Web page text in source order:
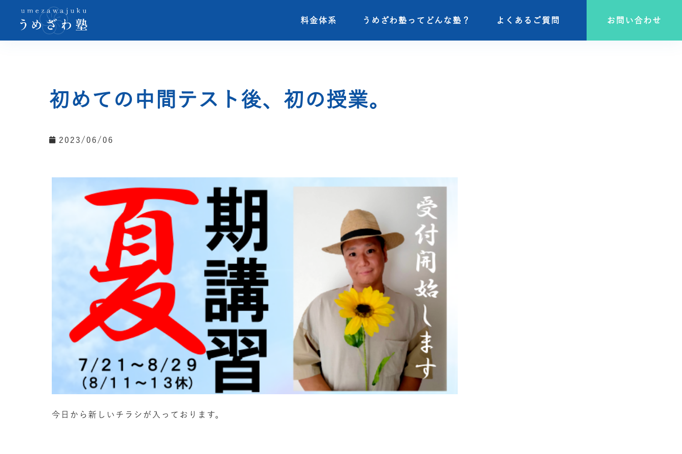
料金体系 うめざわ塾ってどんな塾？ よくあるご質問 お問い合わせ
料金体系 うめざわ塾ってどんな塾？ よくあるご質問 お問い合わせ
初めての中間テスト後、初の授業。
2023/06/06
今日から新しいチラシが入っております。